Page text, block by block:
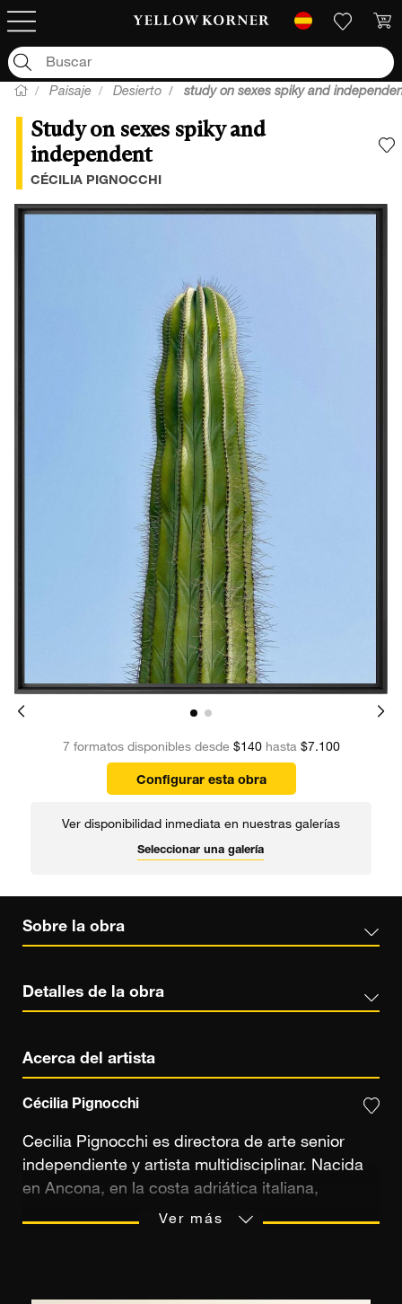
Paisaje Desierto study on sexes spiky and
Study on sexes spiky and
independent
CÉCILIA PIGNOCCHI
7 formatos disponibles desde $140hasta $7.100
Configurar esta obra
Ver disponibilidad inmediata en nuestras galerías
Seleccionar una galería
Sobre la obra
Detalles de la obra
Acerca del artista
Cécilia Pignocchi
Cecilia Pignocchi es directora de arte senior
independiente y artista multidisciplinar. Nacida
en Ancona, en la costa adriática italiana,
desarrolló una aguda sensibilidad visual desde
Ver más